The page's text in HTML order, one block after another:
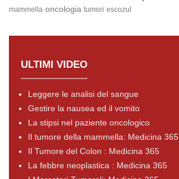
mammella oncologia tumori escozul
ULTIMI VIDEO
Leggere le analisi del sangue
Gestire la nausea ed il vomito
La stipsi nel paziente oncologico
Il tumore della mammella: Medicina 365
Il Tumore del Colon : Medicina 365
La febbre neoplastica : Medicina 365